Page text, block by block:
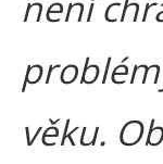
věku.